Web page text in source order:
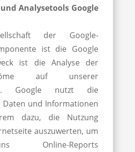
Analysetools Google
der Google-
ist die Google
ist die Analyse der
auf unserer
Google nutzt die
Daten und Informationen
dazu, die Nutzung
auszuwerten, um
Reports